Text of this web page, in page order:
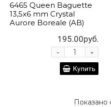
6465 Queen Baguette
13,5x6 mm Crystal
Aurore Boreale (AB)
195.00руб.
+
-
Купить
Показано